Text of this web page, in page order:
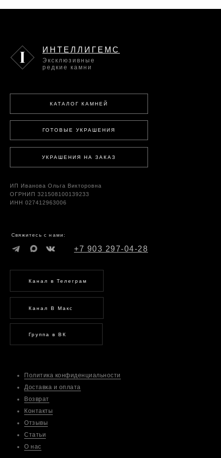
КАТАЛОГ КАМНЕЙ
УКРАШЕНИЯ НА ЗАКАЗ
ГОТОВЫЕ УКРАШЕНИЯ
Эксклюзивные
редкие камни
ИНТЕЛЛИГЕМС
Политика конфиденциальности
Доставка и оплата
Возврат
Контакты
Отзывы
Статьи
О нас
+7 903 297-04-28
Канал В Макс
Группа в ВК
Канал в Телеграм
Свяжитесь с нами:
ИП Иванова Ольга Викторовна
ОГРНИП 321508100139233
ИНН 027412963006